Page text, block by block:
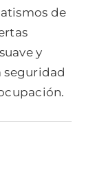
de
y
seguridad